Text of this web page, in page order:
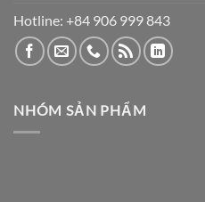
Hotline: +84 906 999 843
NHÓM SẢN PHẨM